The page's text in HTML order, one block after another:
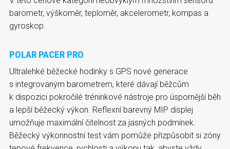
barometr, výškoměr, teploměr, akcelerometr, kompas a
gyroskop.
POLAR PACER PRO
Ultralehké běžecké hodinky s GPS nové generace
s integrovaným barometrem, které dávají běžcům
k dispozici pokročilé tréninkové nástroje pro úspornější běh
a lepší běžecký výkon. Reflexní barevný MIP displej
umožňuje maximální čitelnost za jasných podmínek.
Běžecký výkonnostní test vám pomůže přizpůsobit si zóny